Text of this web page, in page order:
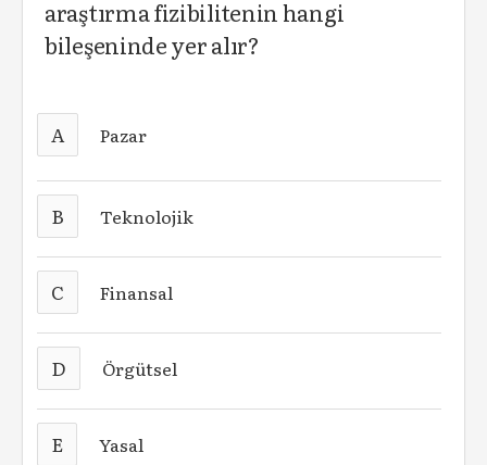
araştırma fizibilitenin hangi
bileşeninde yer alır?
A Pazar
B Teknolojik
C Finansal
D Örgütsel
E Yasal